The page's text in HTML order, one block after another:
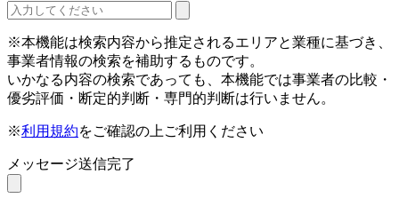
※本機能は検索内容から推定されるエリアと業種に基づき、
事業者情報の検索を補助するものです。
いかなる内容の検索であっても、本機能では事業者の比較・
優劣評価・断定的判断・専門的判断は行いません。
※利用規約をご確認の上ご利用ください
メッセージ送信完了